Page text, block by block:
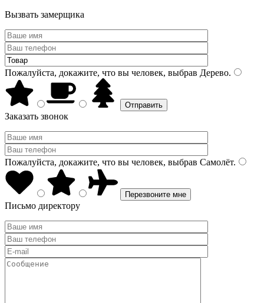
Вызвать замерщика
Пожалуйста, докажите, что вы человек, выбрав Дерево.
Заказать звонок
Пожалуйста, докажите, что вы человек, выбрав Самолёт.
Письмо директору